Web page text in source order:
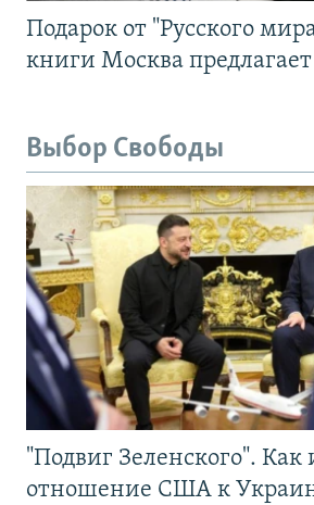
Подарок от "Русского
книги Москва
Выбор Свободы
"Подвиг Зеленского". Как
отношение США к